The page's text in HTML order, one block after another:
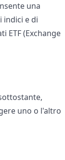
una
indici e di
ETF (Exchange
uno o l'altro